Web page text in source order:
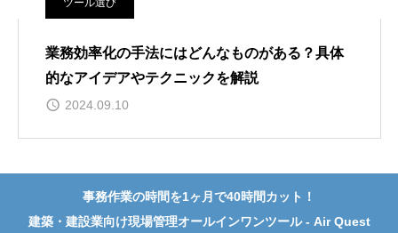
ツール選び
業務効率化の手法にはどんなものがある？具体
的なアイデアやテクニックを解説
2024.09.10
事務作業の時間を1ヶ月で40時間カット！
建築・建設業向け現場管理オールインワンツール - Air Quest